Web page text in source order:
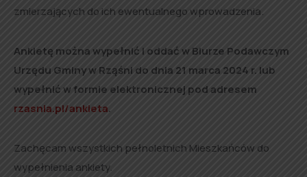
zmierzających do ich ewentualnego wprowadzenia.
Ankietę można wypełnić i oddać w Biurze Podawczym
Urzędu Gminy w Rząśni do dnia 21 marca 2024 r. lub
wypełnić w formie elektronicznej pod adresem
rzasnia.pl/ankieta.
Zachęcam wszystkich pełnoletnich Mieszkańców do
wypełnienia ankiety.